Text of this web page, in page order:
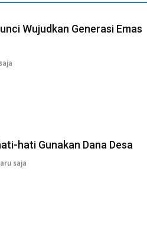
Wujudkan Generasi Emas
hati Gunakan Dana Desa
saja